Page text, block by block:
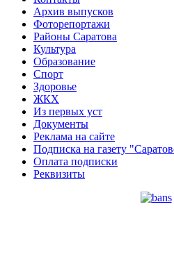
Архив выпусков
Фоторепортажи
Районы Саратова
Культура
Образование
Спорт
Здоровье
ЖКХ
Из пеpвых уст
Документы
Реклама на сайте
Подписка на газету
Оплата подписки
Реквизиты